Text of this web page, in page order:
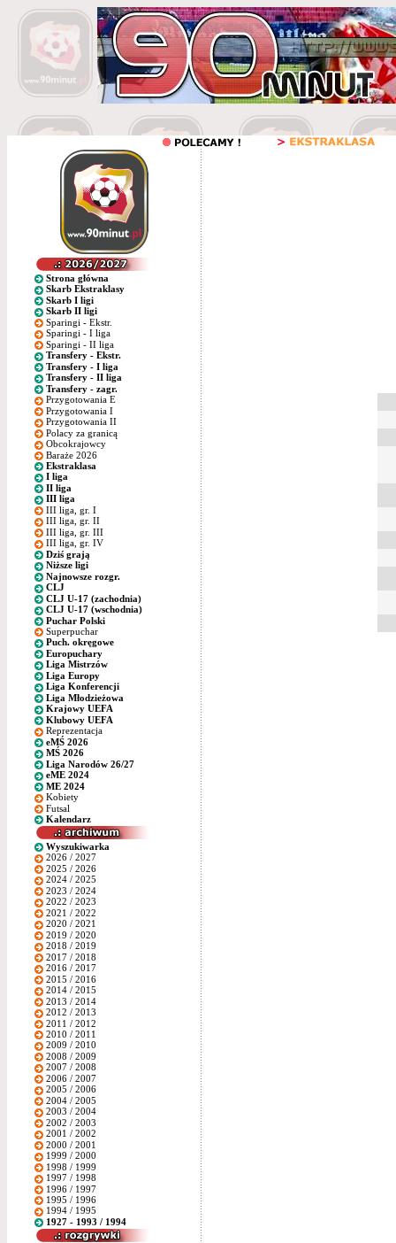
Strona główna
Skarb Ekstraklasy
Skarb I ligi
Skarb II ligi
Sparingi - Ekstr.
Sparingi - I liga
Sparingi - II liga
Transfery - Ekstr.
Transfery - I liga
Transfery - II liga
Transfery - zagr.
Przygotowania E
Przygotowania I
Przygotowania II
Polacy za granicą
Obcokrajowcy
Baraże 2026
Ekstraklasa
I liga
II liga
III liga
III liga, gr. I
III liga, gr. II
III liga, gr. III
III liga, gr. IV
Dziś grają
Niższe ligi
Najnowsze rozgr.
CLJ
CLJ U-17 (zachodnia)
CLJ U-17 (wschodnia)
Puchar Polski
Superpuchar
Puch. okręgowe
Europuchary
Liga Mistrzów
Liga Europy
Liga Konferencji
Liga Młodzieżowa
Krajowy UEFA
Klubowy UEFA
Reprezentacja
eMŚ 2026
MŚ 2026
Liga Narodów 26/27
eME 2024
ME 2024
Kobiety
Futsal
Kalendarz
Wyszukiwarka
2026 / 2027
2025 / 2026
2024 / 2025
2023 / 2024
2022 / 2023
2021 / 2022
2020 / 2021
2019 / 2020
2018 / 2019
2017 / 2018
2016 / 2017
2015 / 2016
2014 / 2015
2013 / 2014
2012 / 2013
2011 / 2012
2010 / 2011
2009 / 2010
2008 / 2009
2007 / 2008
2006 / 2007
2005 / 2006
2004 / 2005
2003 / 2004
2002 / 2003
2001 / 2002
2000 / 2001
1999 / 2000
1998 / 1999
1997 / 1998
1996 / 1997
1995 / 1996
1994 / 1995
1927 - 1993 / 1994